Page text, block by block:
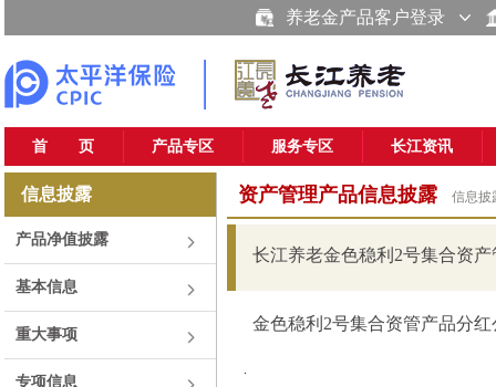
养老金产品客户登录
首 页 产品专区 服务专区 长江资讯
信息披露
产品净值披露
基本信息
重大事项
专项信息
资产管理产品信息披露 信息披
长江养老金色稳利2号集合资
金色稳利2号集合资管产品分红
.